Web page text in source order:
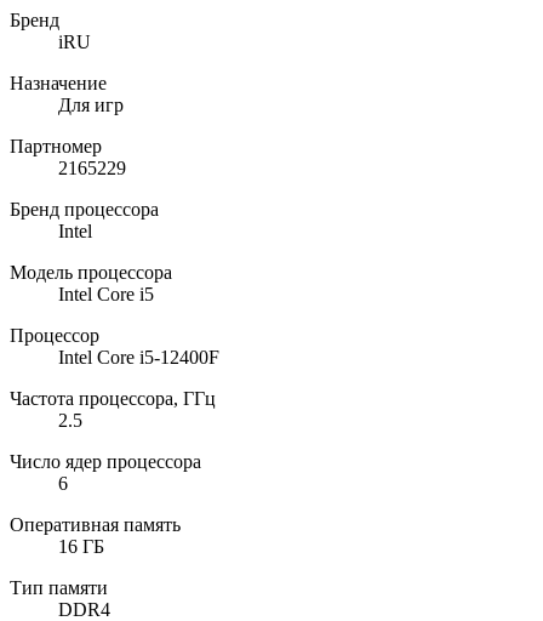
Бренд
iRU
Назначение
Для игр
Партномер
2165229
Бренд процессора
Intel
Модель процессора
Intel Core i5
Процессор
Intel Core i5-12400F
Частота процессора, ГГц
2.5
Число ядер процессора
6
Оперативная память
16 ГБ
Тип памяти
DDR4